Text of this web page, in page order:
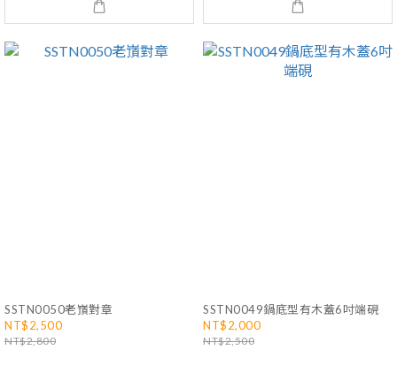
SSTN0050老嵿對章
NT$2,500
NT$2,800
SSTN0049鍋底型有木蓋6吋端硯
NT$2,000
NT$2,500